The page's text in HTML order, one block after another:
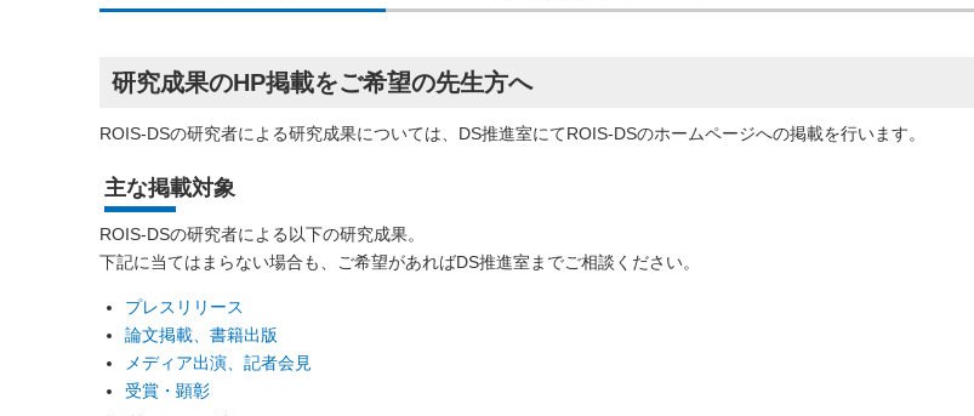
研究成果のHP掲載をご希望の先生方へ
ROIS-DSの研究者による研究成果については、DS推進室にてROIS-DSのホームページへの掲載を行います。
主な掲載対象
ROIS-DSの研究者による以下の研究成果。
下記に当てはまらない場合も、ご希望があればDS推進室までご相談ください。
プレスリリース
論文掲載、書籍出版
メディア出演、記者会見
受賞・顕彰